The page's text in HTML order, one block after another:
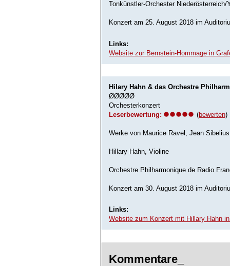
Tonkünstler-Orchester Niederösterreich/
Konzert am 25. August 2018 im
Links:
Website zur Bernstein-Hommage in
Hilary Hahn & das Orchestre
ØØØØØ
Orchesterkonzert
Leserbewertung: (bewerten)
Werke von Maurice Ravel, Jean
Hillary Hahn, Violine
Orchestre Philharmonique de Radio
Konzert am 30. August 2018 im
Links:
Website zum Konzert mit Hillary Hahn
Kommentare_